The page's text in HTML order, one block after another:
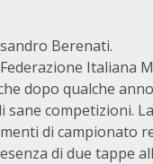
Berenati.
Italiana
dopo qualche
sane competizioni.
di campionato
di due tappe